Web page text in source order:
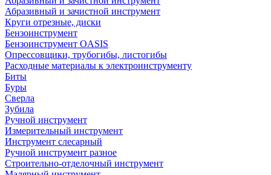
Абразивный и зачистной инструмент
Круги отрезные, диски
Бензоинструмент
Бензоинструмент OASIS
Опрессовщики, трубогибы, листогибы
Расходные материалы к электроинструменту
Биты
Буры
Сверла
Зубила
Ручной инструмент
Измерительный инструмент
Инструмент слесарный
Ручной инструмент разное
Строительно-отделочный инструмент